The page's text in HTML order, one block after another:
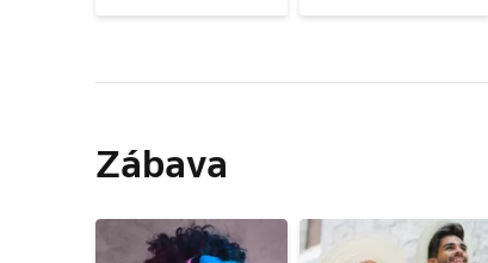
Zábava